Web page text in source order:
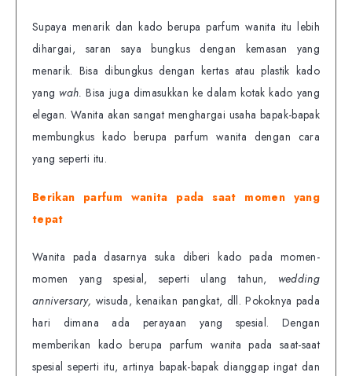
Supaya menarik dan kado berupa parfum wanita itu lebih
dihargai, saran saya bungkus dengan kemasan yang
menarik. Bisa dibungkus dengan kertas atau plastik kado
yang wah. Bisa juga dimasukkan ke dalam kotak kado yang
elegan. Wanita akan sangat menghargai usaha bapak-bapak
membungkus kado berupa parfum wanita dengan cara
yang seperti itu.
Berikan parfum wanita pada saat momen yang
tepat
Wanita pada dasarnya suka diberi kado pada momen-
momen yang spesial, seperti ulang tahun, wedding
anniversary, wisuda, kenaikan pangkat, dll. Pokoknya pada
hari dimana ada perayaan yang spesial. Dengan
memberikan kado berupa parfum wanita pada saat-saat
spesial seperti itu, artinya bapak-bapak dianggap ingat dan